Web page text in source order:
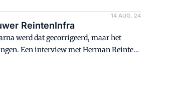
14 AUG. 24
ReintenInfra
werd dat gecorrigeerd, maar het